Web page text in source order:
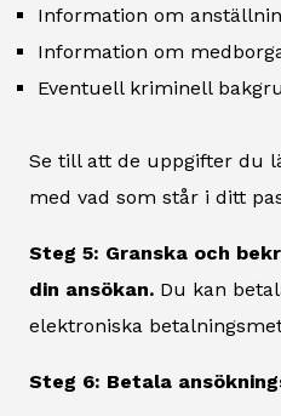
Information om
Information om
Eventuell kriminell
Se till att de uppgifter du
med vad som står i ditt
Steg 5: Granska och
din ansökan. Du kan
elektroniska
Steg 6: Betala